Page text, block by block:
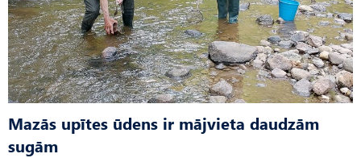
Mazās upītes ūdens ir mājvieta daudzām
sugām